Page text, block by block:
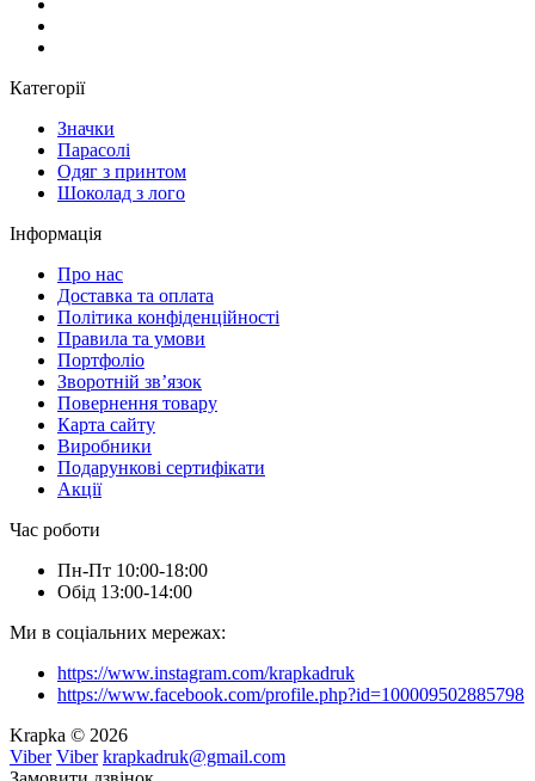
Категорії
Значки
Парасолі
Одяг з принтом
Шоколад з лого
Інформація
Про нас
Доставка та оплата
Політика конфіденційності
Правила та умови
Портфоліо
Зворотній зв’язок
Повернення товару
Карта сайту
Виробники
Подарункові сертифікати
Акції
Час роботи
Пн-Пт 10:00-18:00
Обід 13:00-14:00
Ми в соціальних мережах:
https://www.instagram.com/krapkadruk
https://www.facebook.com/profile.php?id=100009502885798
Krapka © 2026
Viber Viber krapkadruk@gmail.com